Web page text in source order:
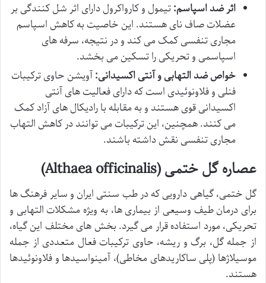
اثر ضد اسپاسم:تیمول و کارواکرول دارای اثر شل کنندگی بر
عضلات صاف نای هستند. این خاصیت به کاهش اسپاسم
مجاری تنفسی کمک می کند و در نتیجه، سرفه های
اسپاسمی و تحریکی را تسکین می بخشد.
خواص ضد التهابی و آنتی اکسیدانی:آویشن حاوی ترکیبات
فنلی و فلاونوئیدی است که دارای فعالیت های آنتی
اکسیدانی قوی هستند و به مقابله با رادیکال های آزاد کمک
می کنند. همچنین، این ترکیبات می توانند در کاهش التهاب
مجاری تنفسی نقش داشته باشند.
عصاره گل ختمی (Althaea officinalis)
گل ختمی، گیاهی دارویی که در طب سنتی ایران و سایر فرهنگ ها
برای درمان طیف وسیعی از بیماری ها، به ویژه مشکلات التهابی و
تحریکی، مورد استفاده قرار می گیرد. بخش های مختلف این گیاه،
از جمله گل، برگ و ریشه، حاوی ترکیبات فعال متعددی از جمله
موسیلاژها (پلی ساکاریدهای مخاطی)، آمینواسیدها و فلاونوئیدها
هستند.